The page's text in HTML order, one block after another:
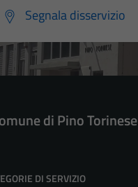
Segnala disservizio
di Pino Torinese
DI SERVIZIO